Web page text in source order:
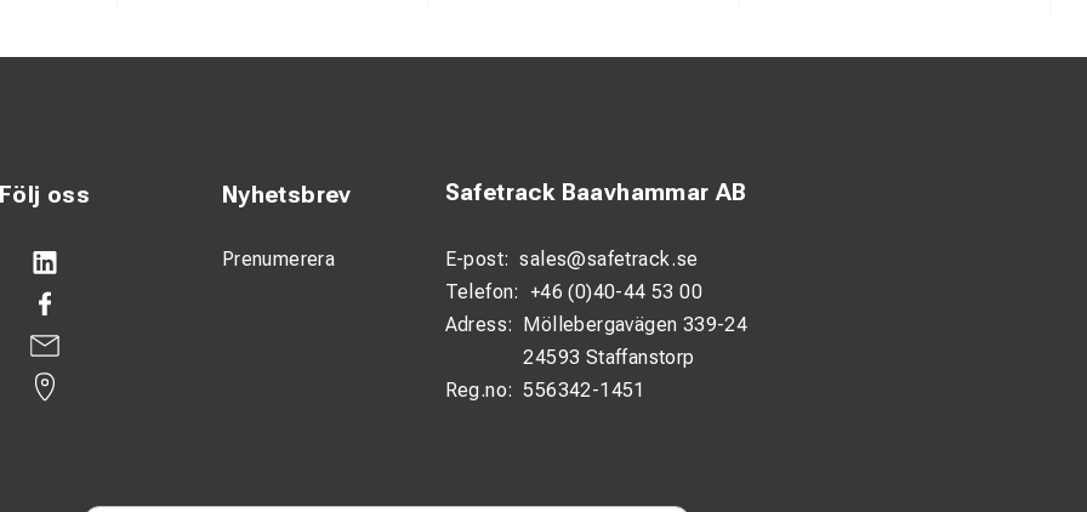
Följ oss Nyhetsbrev
Prenumerera
Safetrack Baavhammar AB
E-post: sales@safetrack.se
Telefon: +46 (0)40-44 53 00
Adress: Möllebergavägen 339-24
24593 Staffanstorp
Reg.no: 556342-1451